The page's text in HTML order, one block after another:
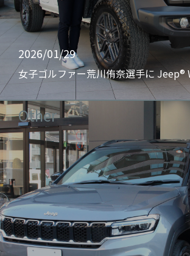
2026/01/29
女子ゴルファー荒川侑奈選手に
Other